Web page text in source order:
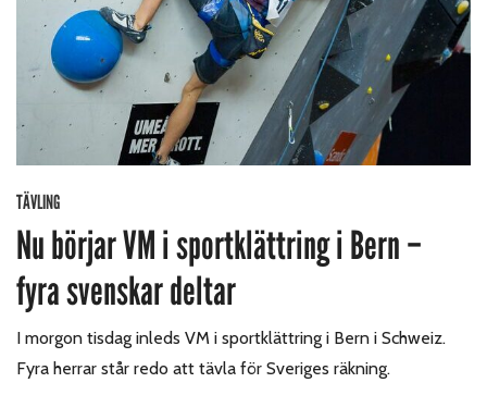
TÄVLING
Nu börjar VM i sportklättring i Bern –
fyra svenskar deltar
I morgon tisdag inleds VM i sportklättring i Bern i Schweiz.
Fyra herrar står redo att tävla för Sveriges räkning.